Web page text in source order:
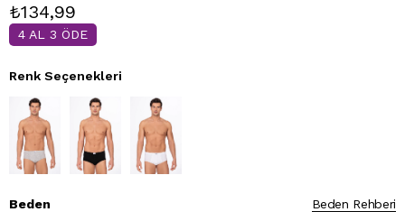
₺134,99
4 AL 3 ÖDE
Renk Seçenekleri
Beden Rehberi
Beden